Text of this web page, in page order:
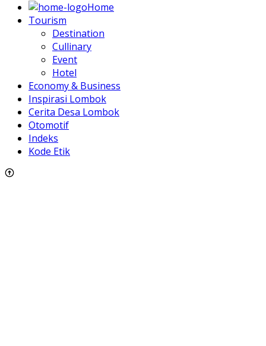
Home
Tourism
Destination
Cullinary
Event
Hotel
Economy & Business
Inspirasi Lombok
Cerita Desa Lombok
Otomotif
Indeks
Kode Etik